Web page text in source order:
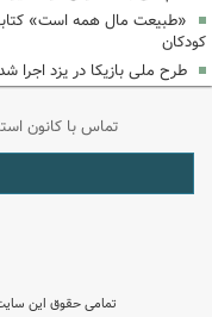
«طبیعت مال همه است»
کودکان
طرح ملی بازیکا در یزد اجرا
تماس با کانون
تمامی حقوق این